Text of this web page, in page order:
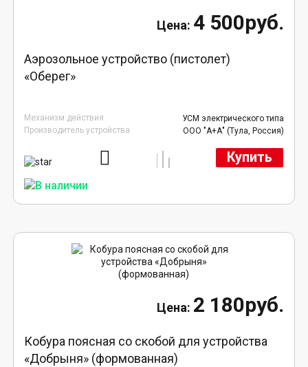
4 500руб.
Аэрозольное устройство (пистолет)
«Оберег»
Механизм действия
УСМ электрического типа
Производитель устройства
ООО "А+А" (Тула, Россия)
Купить
2 180руб.
Кобура поясная со скобой для устройства
«Добрыня» (формованная)